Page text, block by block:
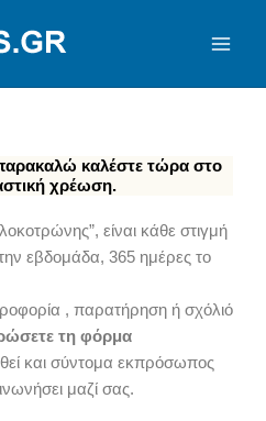
καλέστε τώρα στο
χρέωση.
είναι κάθε στιγμή
εβδομάδα, 365 ημέρες το
, παρατήρηση ή σχόλιό
τη φόρμα
και σύντομα εκπρόσωπος
μαζί σας.